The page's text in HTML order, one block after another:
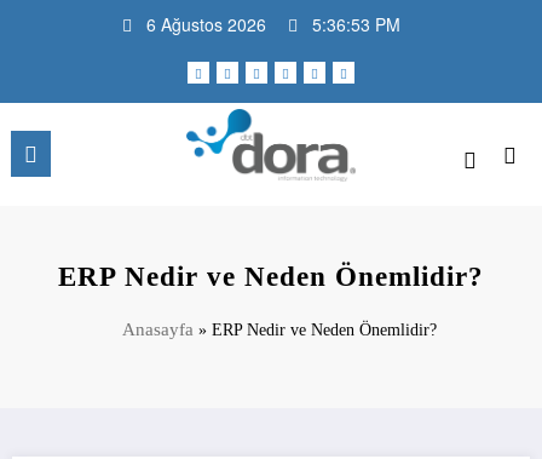
6 Ağustos 2026 5:36:54 PM
ERP Nedir ve Neden Önemlidir?
Anasayfa » ERP Nedir ve Neden Önemlidir?